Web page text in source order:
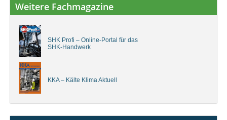
Weitere Fachmagazine
SHK Profi – Online-Portal für das
SHK-Handwerk
KKA – Kälte Klima Aktuell